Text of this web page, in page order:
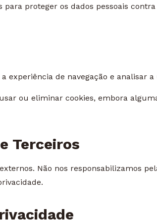
proteger os dados pessoais
experiência de navegação e analisar
ou eliminar cookies, embora
Terceiros
Não nos responsabilizamos